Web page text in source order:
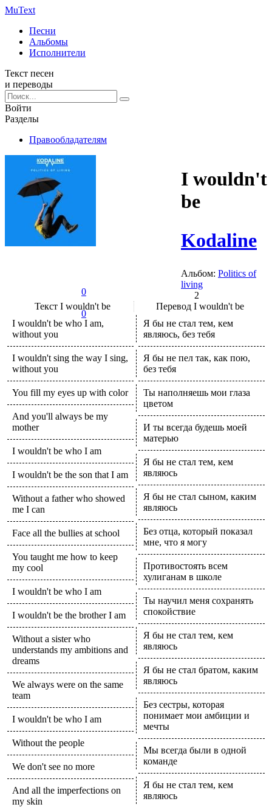
MuText
Песни
Альбомы
Исполнители
Текст песен
и переводы
Войти
Разделы
Правообладателям
0
0
I wouldn't
be
Kodaline
Альбом: Politics of
living
2
ТекстI wouldn't be ПереводI wouldn't be
I wouldn't be who I am,
without you
I wouldn't sing the way I sing,
without you
You fill my eyes up with color
And you'll always be my
mother
I wouldn't be who I am
I wouldn't be the son that I am
Without a father who showed
me I can
Face all the bullies at school
You taught me how to keep
my cool
I wouldn't be who I am
I wouldn't be the brother I am
Without a sister who
understands my ambitions and
dreams
We always were on the same
team
I wouldn't be who I am
Without the people
We don't see no more
And all the imperfections on
my skin
Я бы не стал тем, кем
являюсь, без тебя
Я бы не пел так, как пою,
без тебя
Ты наполняешь мои глаза
цветом
И ты всегда будешь моей
матерью
Я бы не стал тем, кем
являюсь
Я бы не стал сыном, каким
являюсь
Без отца, который показал
мне, что я могу
Противостоять всем
хулиганам в школе
Ты научил меня сохранять
спокойствие
Я бы не стал тем, кем
являюсь
Я бы не стал братом, каким
являюсь
Без сестры, которая
понимает мои амбиции и
мечты
Мы всегда были в одной
команде
Я бы не стал тем, кем
являюсь